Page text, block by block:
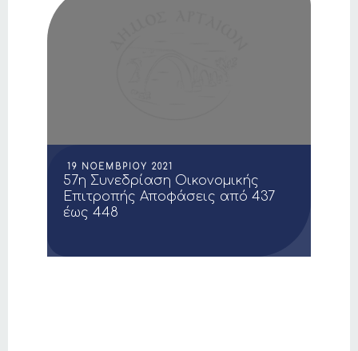
19 ΝΟΕΜΒΡΊΟΥ 2021
57η Συνεδρίαση Οικονομικής
Επιτροπής Αποφάσεις από 437
έως 448